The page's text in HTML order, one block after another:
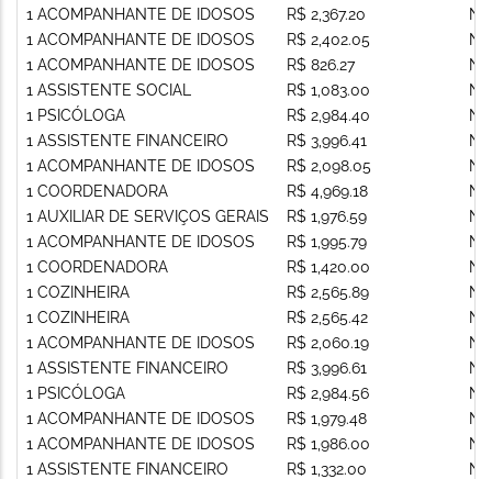
1 ACOMPANHANTE DE IDOSOS
1 ACOMPANHANTE DE IDOSOS
1 ACOMPANHANTE DE IDOSOS
1 ASSISTENTE SOCIAL
1 PSICÓLOGA
1 ASSISTENTE FINANCEIRO
1 ACOMPANHANTE DE IDOSOS
1 COORDENADORA
1 AUXILIAR DE SERVIÇOS GERAIS
1 ACOMPANHANTE DE IDOSOS
1 COORDENADORA
1 COZINHEIRA
1 COZINHEIRA
1 ACOMPANHANTE DE IDOSOS
1 ASSISTENTE FINANCEIRO
1 PSICÓLOGA
1 ACOMPANHANTE DE IDOSOS
1 ACOMPANHANTE DE IDOSOS
1 ASSISTENTE FINANCEIRO
R$ 2,367.20
R$ 2,402.05
R$ 826.27
R$ 1,083.00
R$ 2,984.40
R$ 3,996.41
R$ 2,098.05
R$ 4,969.18
R$ 1,976.59
R$ 1,995.79
R$ 1,420.00
R$ 2,565.89
R$ 2,565.42
R$ 2,060.19
R$ 3,996.61
R$ 2,984.56
R$ 1,979.48
R$ 1,986.00
R$ 1,332.00